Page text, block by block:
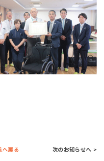
へ戻る 次のお知らせへ >